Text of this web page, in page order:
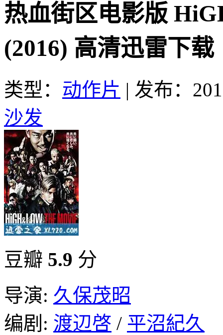
热血街区电影版
(2016) 高清迅雷下载
类型： 动作片 | 发布：
沙发
豆瓣 5.9 分
导演: 久保茂昭
编剧: 渡辺啓 / 平沼紀久